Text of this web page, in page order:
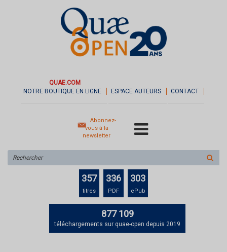
QUAE.COM
NOTRE BOUTIQUE EN LIGNE
ESPACE AUTEURS CONTACT
Abonnez-
vous à la
newsletter
sur
le
357
titres
336
PDF
303
ePub
877 109
téléchargements sur quae-open depuis 2019